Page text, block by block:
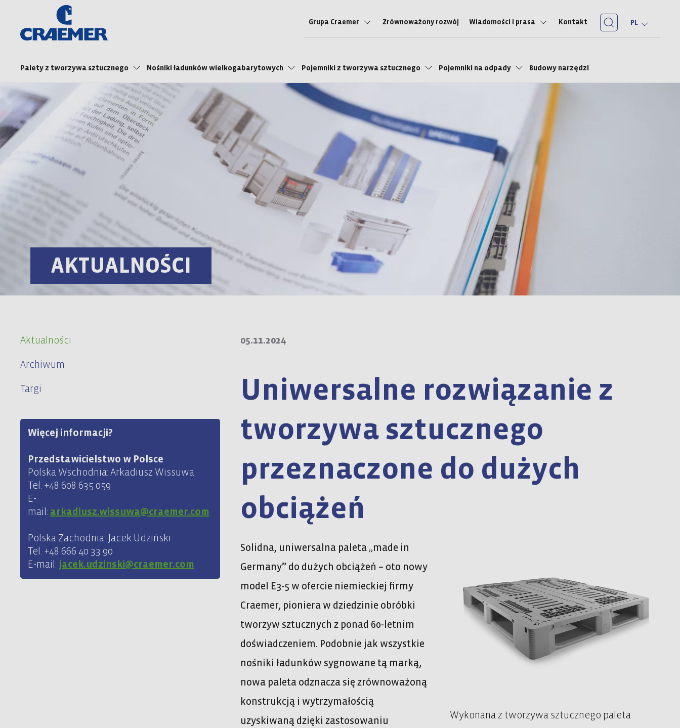
Grupa Craemer Zrównoważony rozwój Wiadomości i prasa Kontakt PL
Palety z tworzywa sztucznego Nośniki ładunków wielkogabarytowych Pojemniki z tworzywa sztucznego Pojemniki na odpady Budowy narzędzi
AKTUALNOŚCI
Aktualności
Archiwum
Targi
Więcej informacji?
Przedstawicielstwo w Polsce
Polska Wschodnia: Arkadiusz Wissuwa
Tel. +48 608 635 059
E-
mail: arkadiusz.wissuwa@craemer.com
Polska Zachodnia: Jacek Udziński
Tel. +48 666 40 33 90
E-mail: jacek.udzinski@craemer.com
05.11.2024
Uniwersalne rozwiązanie z
tworzywa sztucznego
przeznaczone do dużych
obciążeń
Wykonana z tworzywa sztucznego paleta
Solidna, uniwersalna paleta „made in
Germany” do dużych obciążeń – oto nowy
model E3-5 w ofercie niemieckiej firmy
Craemer, pioniera w dziedzinie obróbki
tworzyw sztucznych z ponad 60-letnim
doświadczeniem. Podobnie jak wszystkie
nośniki ładunków sygnowane tą marką,
nowa paleta odznacza się zrównoważoną
konstrukcją i wytrzymałością
uzyskiwaną dzięki zastosowaniu